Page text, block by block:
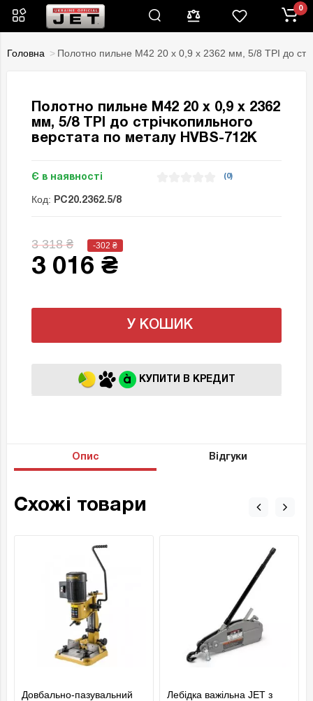
0
Головна Полотно пильне М42 20 х 0,9 х 2362 мм, 5/8 TPI до
Полотно пильне М42 20 х 0,9 х 2362
мм, 5/8 TPI до стрічкопильного
верстата по металу HVBS-712K
Є в наявності (0)
Код: PC20.2362.5/8
3 318 ₴ -302 ₴
3 016 ₴
У КОШИК
КУПИТИ В КРЕДИТ
Опис Відгуки
Схожі товари
Довбально-пазувальний
Лебідка важільна JET з